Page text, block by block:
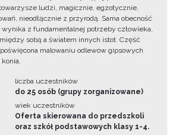
ludzi, magicznie, egzotycznie,
nieodłącznie z przyrodą. Sama obecność
z fundamentalnej potrzeby człowieka,
sobą a światem innych istot. Część
malowaniu odlewów gipsowych
liczba uczestników
do 25 osób (grupy zorganizowane)
wiek uczestników
Oferta skierowana do przedszkoli
oraz szkół podstawowych klasy 1-4.